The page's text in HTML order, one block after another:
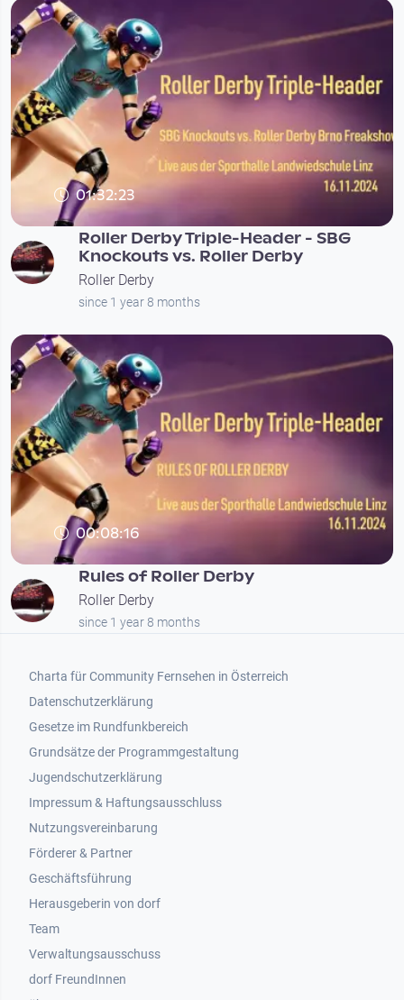
01:32:23
Roller Derby Triple-Header - SBG
Knockouts vs. Roller Derby
Roller Derby
since 1 year 8 months
00:08:16
Rules of Roller Derby
Roller Derby
since 1 year 8 months
Footer 1
Charta für Community Fernsehen in Österreich
Datenschutzerklärung
Gesetze im Rundfunkbereich
Grundsätze der Programmgestaltung
Jugendschutzerklärung
Impressum & Haftungsausschluss
Nutzungsvereinbarung
Footer 2
Förderer & Partner
Geschäftsführung
Herausgeberin von dorf
Team
Verwaltungsausschuss
dorf FreundInnen